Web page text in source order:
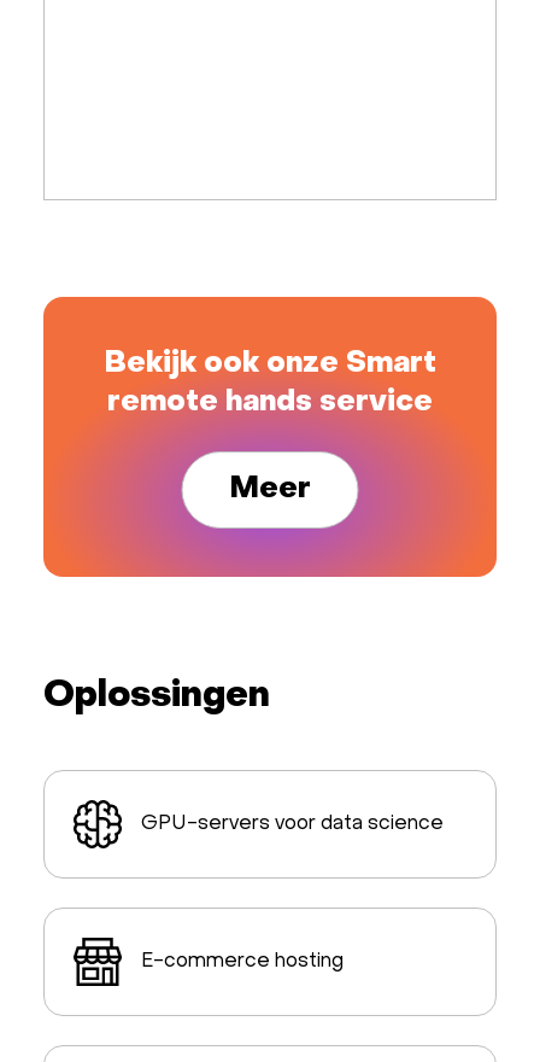
Bekijk ook onze Smart
remote hands service
Meer
Oplossingen
GPU-servers voor data science
E-commerce hosting